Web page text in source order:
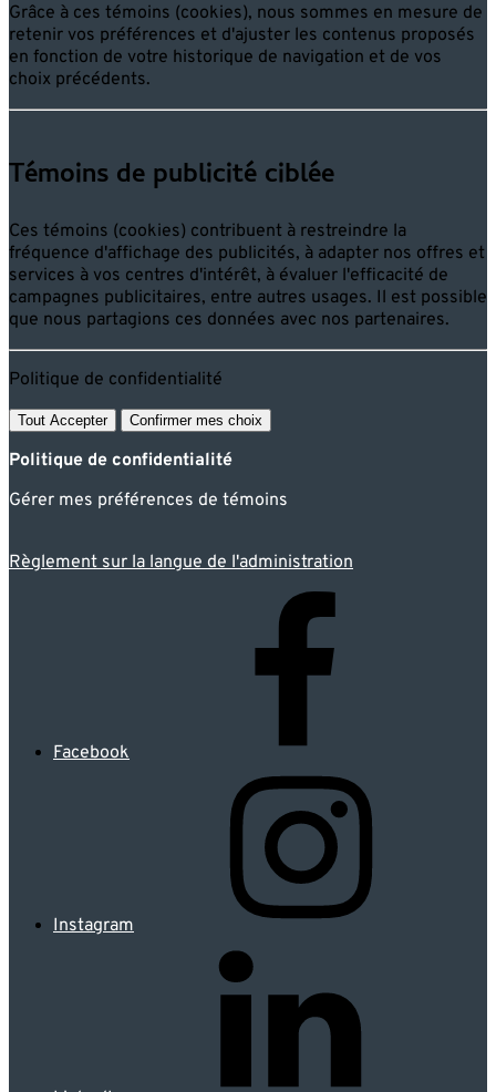
Grâce à ces témoins (cookies), nous sommes en mesure de
retenir vos préférences et d'ajuster les contenus proposés
en fonction de votre historique de navigation et de vos
choix précédents.
Témoins de publicité ciblée
Ces témoins (cookies) contribuent à restreindre la
fréquence d'affichage des publicités, à adapter nos offres et
services à vos centres d'intérêt, à évaluer l'efficacité de
campagnes publicitaires, entre autres usages. Il est possible
que nous partagions ces données avec nos partenaires.
Politique de confidentialité
Tout Accepter Confirmer mes choix
Politique de confidentialité
Gérer mes préférences de témoins
Règlement sur la langue de l'administration
Facebook
Instagram